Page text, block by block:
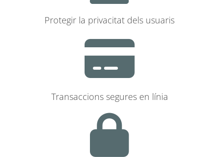
Protegir la privacitat dels usuaris
Transaccions segures en línia